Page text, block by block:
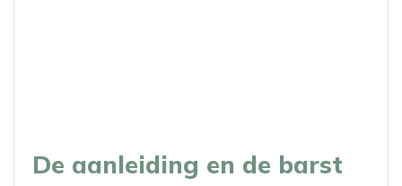
De aanleiding en de barst